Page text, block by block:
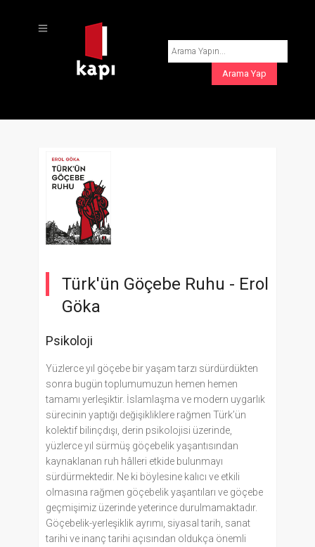
Türk'ün Göçebe Ruhu - Erol
Göka
Psikoloji
Yüzlerce yıl göçebe bir yaşam tarzı sürdürdükten
sonra bugün toplumumuzun hemen hemen
tamamı yerleşiktir. İslamlaşma ve modern uygarlık
sürecinin yaptığı değişikliklere rağmen Türk’ün
kolektif bilinçdışı, derin psikolojisi üzerinde,
yüzlerce yıl sürmüş göçebelik yaşantısından
kaynaklanan ruh hâlleri etkide bulunmayı
sürdürmektedir. Ne ki böylesine kalıcı ve etkili
olmasına rağmen göçebelik yaşantıları ve göçebe
geçmişimiz üzerinde yeterince durulmamaktadır.
Göçebelik-yerleşiklik ayrımı, siyasal tarih, sanat
tarihi ve inanç tarihi açısından oldukça önemli